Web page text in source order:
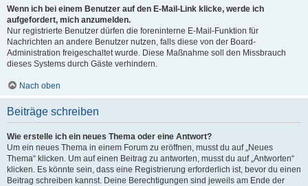
Wenn ich bei einem Benutzer auf den E-Mail-Link klicke, werde ich
aufgefordert, mich anzumelden.
Nur registrierte Benutzer dürfen die foreninterne E-Mail-Funktion für
Nachrichten an andere Benutzer nutzen, falls diese von der Board-
Administration freigeschaltet wurde. Diese Maßnahme soll den Missbrauch
dieses Systems durch Gäste verhindern.
Nach oben
Beiträge schreiben
Wie erstelle ich ein neues Thema oder eine Antwort?
Um ein neues Thema in einem Forum zu eröffnen, musst du auf „Neues
Thema“ klicken. Um auf einen Beitrag zu antworten, musst du auf „Antworten“
klicken. Es könnte sein, dass eine Registrierung erforderlich ist, bevor du einen
Beitrag schreiben kannst. Deine Berechtigungen sind jeweils am Ende der